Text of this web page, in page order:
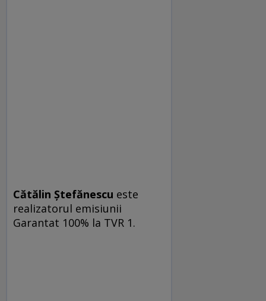
Cătălin Ștefănescu este
realizatorul emisiunii
Garantat 100% la TVR 1.